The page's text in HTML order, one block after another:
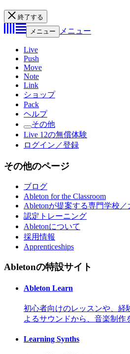
終了する
メニュー
メニュー
Live
Push
Move
Note
Link
ショップ
Pack
ヘルプ
その他
Live 12の無償体験
ログイン／登録
その他のページ
ブログ
Ableton for the Classroom
Abletonが提案する専門学校
認定トレーニング
Abletonについて
採用情報
Apprenticeships
Abletonの特設サイト
Ableton Learn
初心者向けのレッスンや、経
よるサウンドから、音楽制作
Learning Synths